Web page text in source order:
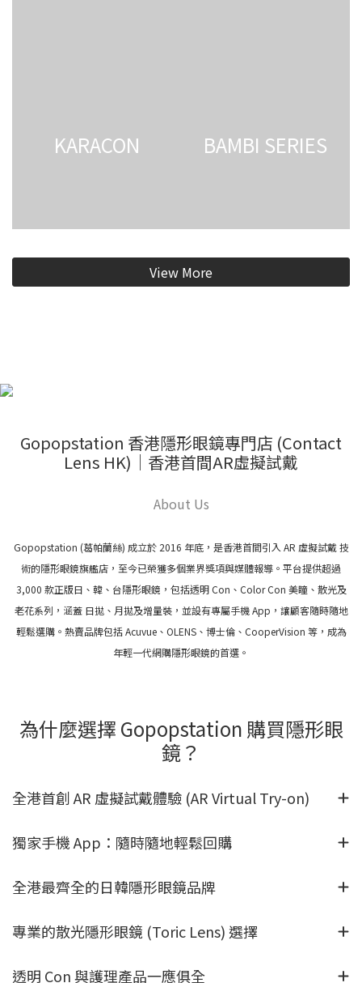
KARACON BAMBI SERIES
View More
Gopopstation 香港隱形眼鏡專門店 (Contact
Lens HK)｜香港首間AR虛擬試戴
About Us
Gopopstation (葛帕蘭絲) 成立於 2016 年底，是香港首間引入 AR 虛擬試戴 技
術的隱形眼鏡旗艦店，至今已榮獲多個業界獎項與媒體報導。平台提供超過
3,000 款正版日、韓、台隱形眼鏡，包括透明 Con、Color Con 美瞳、散光及
老花系列，涵蓋 日拋、月拋及增量裝，並設有專屬手機 App，讓顧客隨時隨地
輕鬆選購。熱賣品牌包括 Acuvue、OLENS、博士倫、CooperVision 等，成為
年輕一代網購隱形眼鏡的首選。
為什麼選擇 Gopopstation 購買隱形眼
鏡？
全港首創 AR 虛擬試戴體驗 (AR Virtual Try-on)
獨家手機 App：隨時隨地輕鬆回購
全港最齊全的日韓隱形眼鏡品牌
專業的散光隱形眼鏡 (Toric Lens) 選擇
透明 Con 與護理產品一應俱全